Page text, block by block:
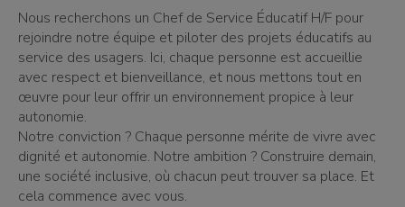
Nous recherchons un Chef de Service Éducatif H/F pour
rejoindre notre équipe et piloter des projets éducatifs au
service des usagers. Ici, chaque personne est accueillie
avec respect et bienveillance, et nous mettons tout en
œuvre pour leur offrir un environnement propice à leur
autonomie.
Notre conviction ? Chaque personne mérite de vivre avec
dignité et autonomie. Notre ambition ? Construire demain,
une société inclusive, où chacun peut trouver sa place. Et
cela commence avec vous.